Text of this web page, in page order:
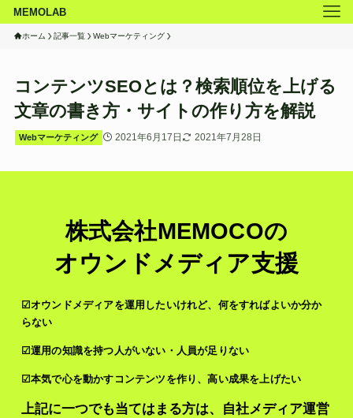
MEMOLAB
ホーム 記事一覧 Webマーケティング
コンテンツSEOとは？検索順位を上げる
文章の書き方・サイトの作り方を解説
Webマーケティング 2021年6月17日 2021年7月28日
株式会社MEMOCOの
オウンドメディア支援
☑オウンドメディアを運用したいけれど、何をすればよいか分か
らない
☑運用の知識を持つ人がいない・人員が足りない
☑本気で心を動かすコンテンツを作り、高い成果を上げたい
上記に一つでも当てはまる方は、自社メディア運営